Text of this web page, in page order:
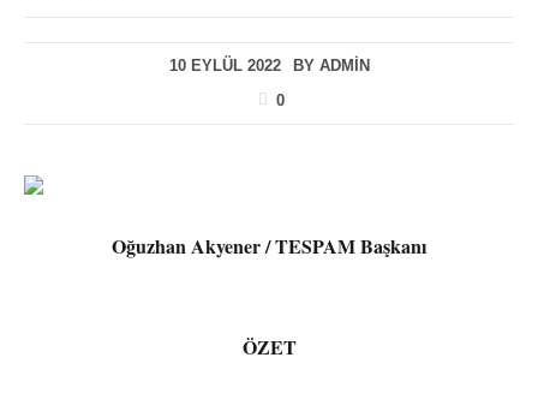
10 EYLÜL 2022 BY ADMIN
0
Oğuzhan Akyener / TESPAM Başkanı
ÖZET